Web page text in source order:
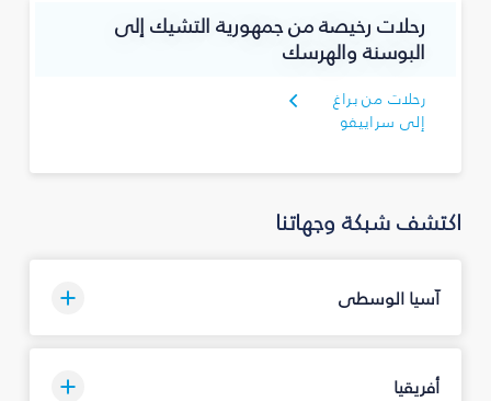
رحلات رخيصة من جمهورية التشيك إلى
البوسنة والهرسك
رحلات من براغ
إلى سراييفو
اكتشف شبكة وجهاتنا
آسيا الوسطى
أفريقيا